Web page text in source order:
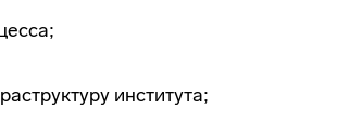
института;